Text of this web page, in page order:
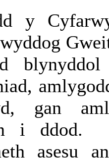
y
gan
i ddod.
asesu